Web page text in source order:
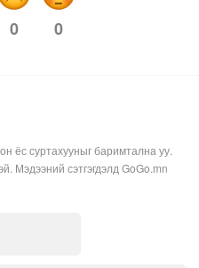
0 0
ёс суртахууныг баримтална уу.
Мэдээний сэтгэгдэлд GoGo.mn